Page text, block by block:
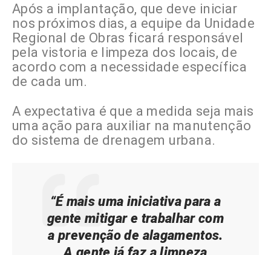
Após a implantação, que deve iniciar
nos próximos dias, a equipe da Unidade
Regional de Obras ficará responsável
pela vistoria e limpeza dos locais, de
acordo com a necessidade específica
de cada um.
A expectativa é que a medida seja mais
uma ação para auxiliar na manutenção
do sistema de drenagem urbana.
“É mais uma iniciativa para a
gente mitigar e trabalhar com
a prevenção de alagamentos.